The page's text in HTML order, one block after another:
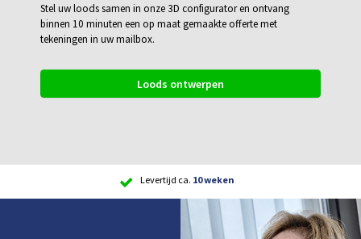
Stel uw loods samen in onze 3D configurator en ontvang
binnen 10 minuten een op maat gemaakte offerte met
tekeningen in uw mailbox.
Loods ontwerpen
Scherpeprijs